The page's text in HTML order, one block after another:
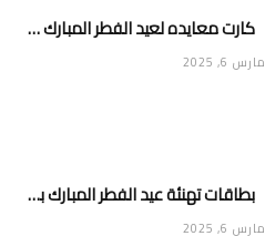
كارت معايده لعيد الفطر المبارك 2025
مارس 6, 2025
بطاقات تهنئة عيد الفطر المبارك بالاسم 2025
مارس 6, 2025